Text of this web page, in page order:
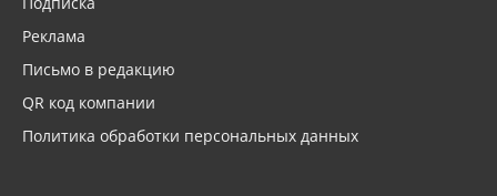
Реклама
Письмо в редакцию
QR код компании
Политика обработки персональных данных